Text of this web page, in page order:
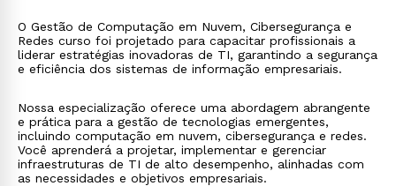
O Gestão de Computação em Nuvem, Cibersegurança e
Redes curso foi projetado para capacitar profissionais a
liderar estratégias inovadoras de TI, garantindo a segurança
e eficiência dos sistemas de informação empresariais.
Nossa especialização oferece uma abordagem abrangente
e prática para a gestão de tecnologias emergentes,
incluindo computação em nuvem, cibersegurança e redes.
Você aprenderá a projetar, implementar e gerenciar
infraestruturas de TI de alto desempenho, alinhadas com
as necessidades e objetivos empresariais.